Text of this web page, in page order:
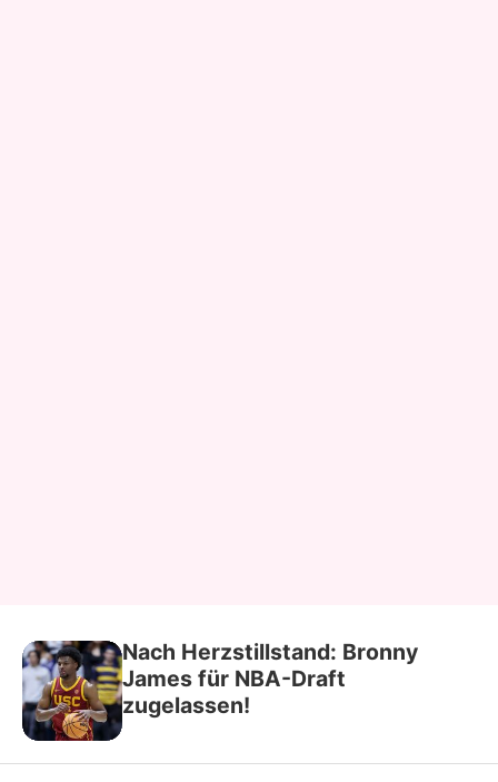
Nach Herzstillstand: Bronny
James für NBA-Draft
zugelassen!